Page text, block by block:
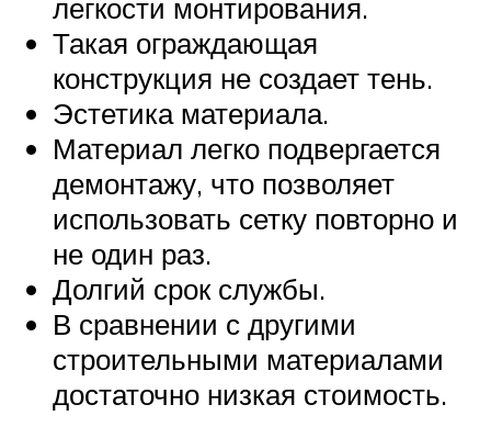
легкости монтирования.
Такая ограждающая
конструкция не создает тень.
Эстетика материала.
Материал легко подвергается
демонтажу, что позволяет
использовать сетку повторно и
не один раз.
Долгий срок службы.
В сравнении с другими
строительными материалами
достаточно низкая стоимость.